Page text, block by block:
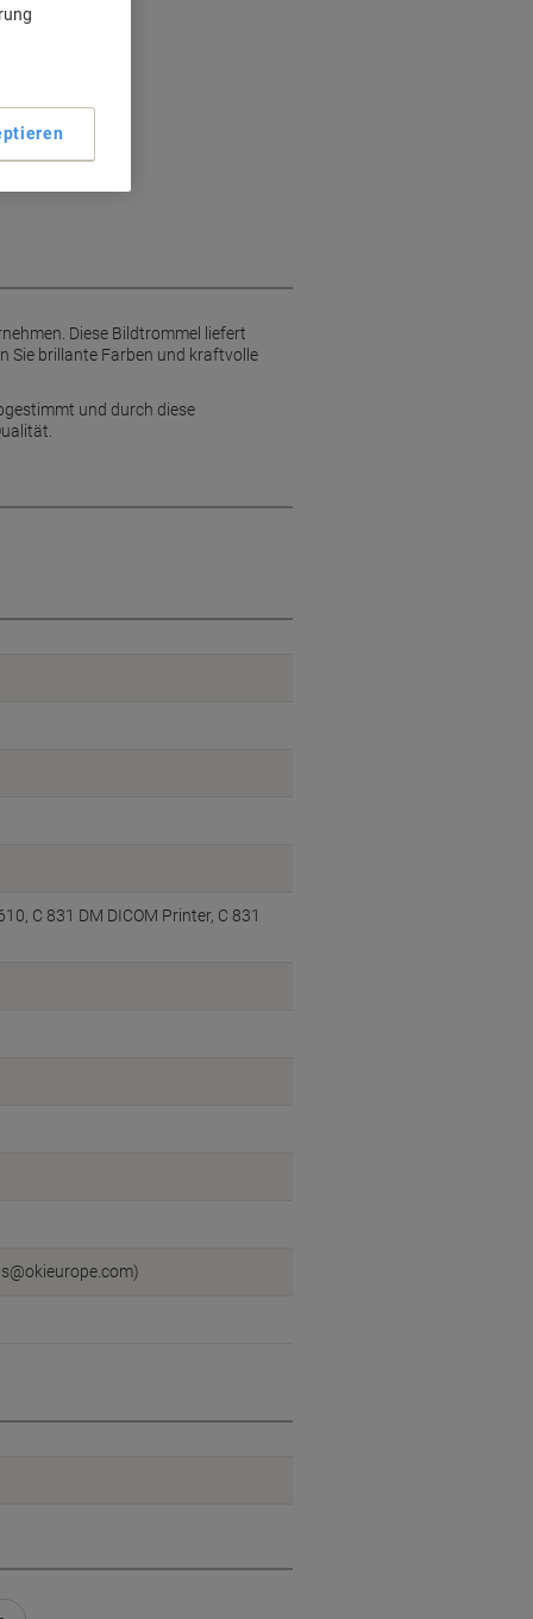
Diese Bildtrommel liefert
Sie brillante Farben und kraftvolle
und durch diese
C 831 DM DICOM Printer, C 831